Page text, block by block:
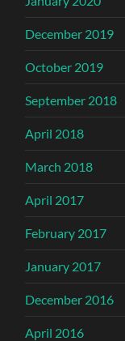
December 2019
October 2019
September 2018
April 2018
March 2018
April 2017
February 2017
January 2017
December 2016
April 2016